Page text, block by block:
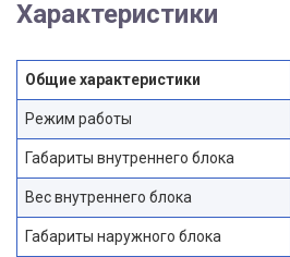
Характеристики
Общие характеристики
Режим работы
Габариты внутреннего блока
Вес внутреннего блока
Габариты наружного блока